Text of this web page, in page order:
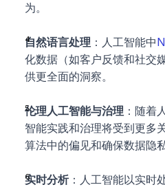
为。
自然语言处理 ：人工智能中
化数据（如客户反馈和社交
供更全面的洞察。
伦理人工智能与治理 ：随着
智能实践和治理将受到更多
算法中的偏见和确保数据隐私
实时分析：人工智能以实时